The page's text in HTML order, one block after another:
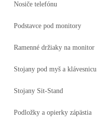
Nosiče telefónu
Podstavce pod monitory
Ramenné držiaky na monitor
Stojany pod myš a klávesnicu
Stojany Sit-Stand
Podložky a opierky zápästia